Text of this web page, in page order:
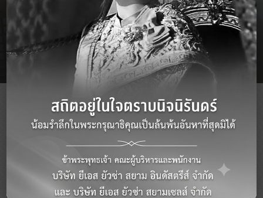
Download Document
NEWSRELEASE อ่านต่อทั้งหมด +